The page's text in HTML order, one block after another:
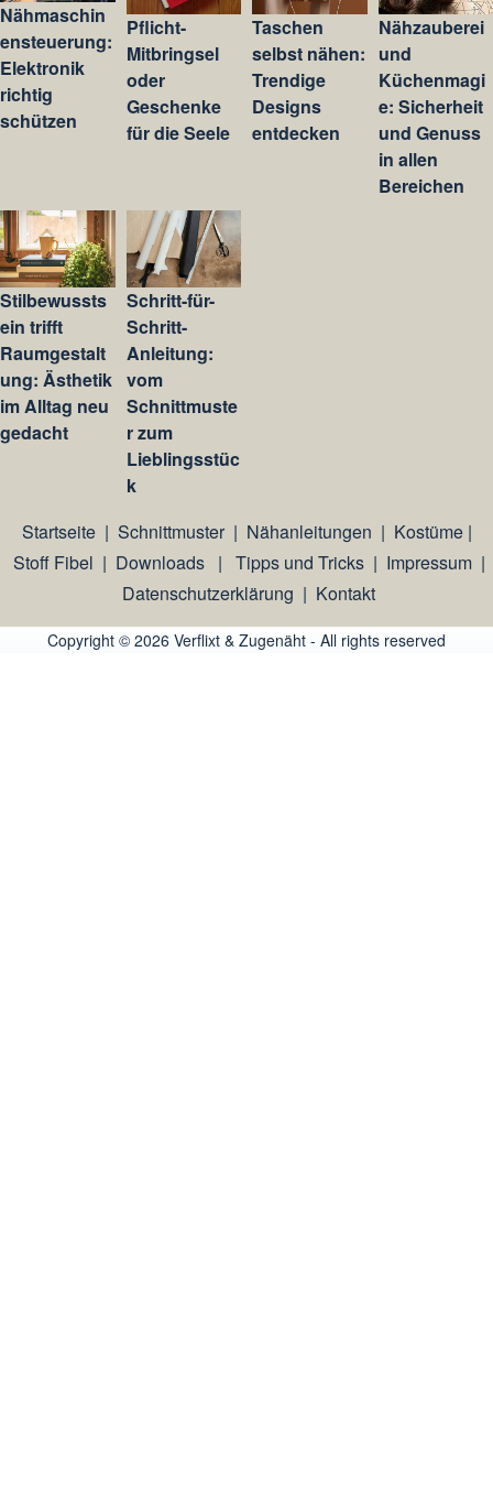
Nähmaschin
ensteuerung:
Elektronik
richtig
schützen
Pflicht-
Mitbringsel
oder
Geschenke
für die Seele
Taschen
selbst nähen:
Trendige
Designs
entdecken
Nähzauberei
und
Küchenmagi
e: Sicherheit
und Genuss
in allen
Bereichen
Stilbewussts
ein trifft
Raumgestalt
ung: Ästhetik
im Alltag neu
gedacht
Schritt-für-
Schritt-
Anleitung:
vom
Schnittmuste
r zum
Lieblingsstüc
k
Startseite| Schnittmuster| Nähanleitungen | Kostüme|
Stoff Fibel | Downloads | Tipps und Tricks| Impressum|
Datenschutzerklärung | Kontakt
Copyright © 2026 Verflixt & Zugenäht - All rights reserved